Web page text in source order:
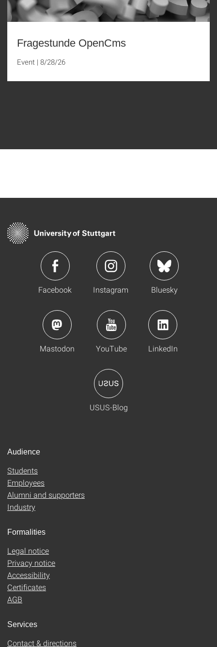
Fragestunde OpenCms
Event | 8/28/26
Facebook Instagram Bluesky
Mastodon YouTube LinkedIn
USUS-Blog
Audience
Students
Employees
Alumni and supporters
Industry
Formalities
Legal notice
Privacy notice
Accessibility
Certificates
AGB
Services
Contact & directions